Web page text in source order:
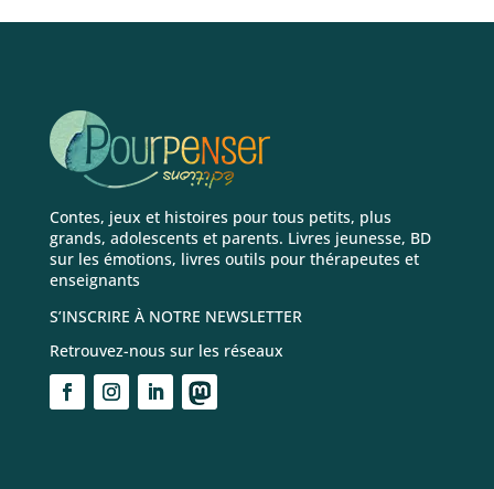
Contes, jeux et histoires pour tous petits, plus
grands, adolescents et parents. Livres jeunesse, BD
sur les émotions, livres outils pour thérapeutes et
enseignants
S’INSCRIRE À NOTRE NEWSLETTER
Retrouvez-nous sur les réseaux